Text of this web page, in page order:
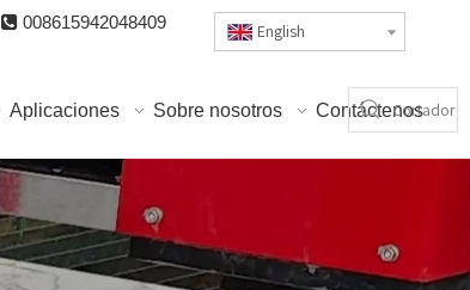
 008615942048409 English
Aplicaciones Sobre nosotros Contáctenos